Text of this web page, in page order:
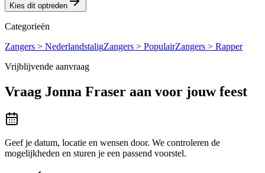
Kies dit optreden
Categorieën
Zangers > NederlandstaligZangers > PopulairZangers > Rapper
Vrijblijvende aanvraag
Vraag Jonna Fraser aan voor jouw feest
Geef je datum, locatie en wensen door. We controleren de
mogelijkheden en sturen je een passend voorstel.